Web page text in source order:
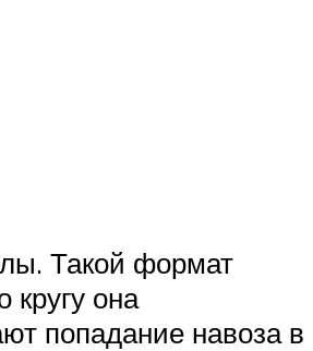
Такой формат
кругу она
попадание навоза в